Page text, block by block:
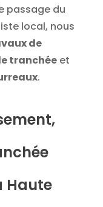
passage du
local, nous
de
tranchée et
.
Haute